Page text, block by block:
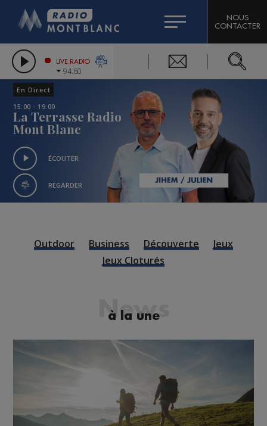
LES CHRONIQUES DE L'EXPERT
CITIZEN MACHINERY
GRAND MASSIF DOMAINES SKIABLES
BIGARD
COMPAGNIE DU MONT-BLANC
NOUS
CONTACTER
LIVE RADIO
94.60
En Direct
15:00 - 19:00
La Terrasse Radio
Mont Blanc
ÉCOUTER
REGARDER
Outdoor Business Découverte
Jeux
Jeux Cloturés
News
à la une